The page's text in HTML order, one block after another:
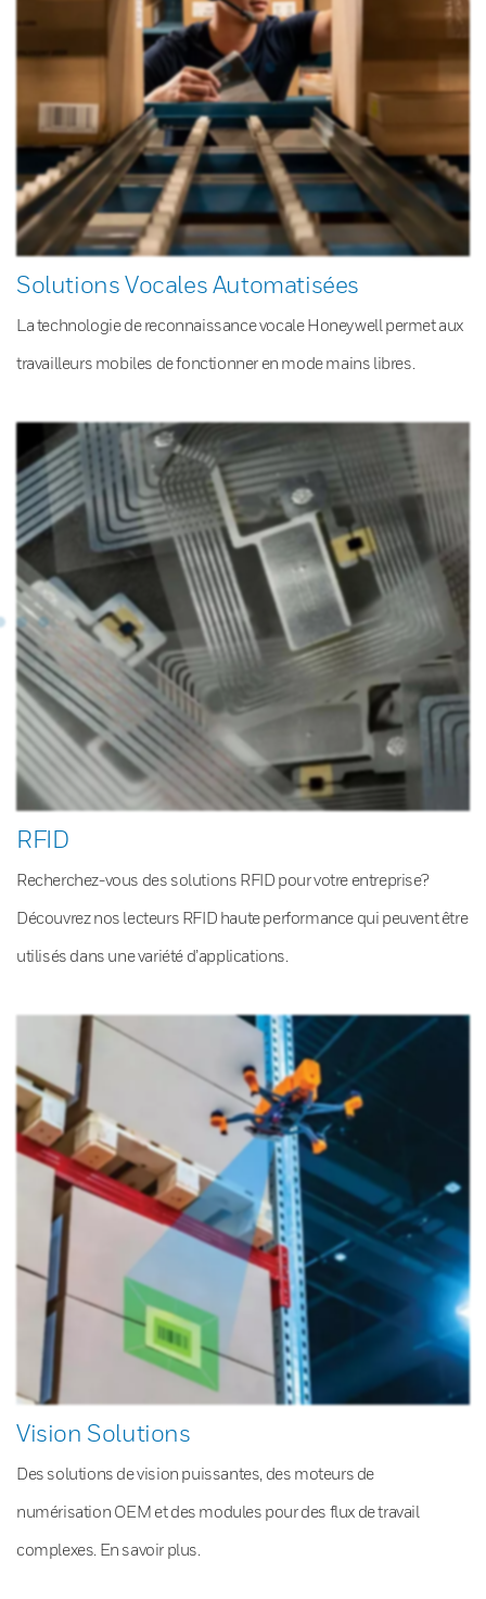
Solutions Vocales Automatisées
La technologie de reconnaissance vocale Honeywell permet aux
travailleurs mobiles de fonctionner en mode mains libres.
RFID
Recherchez-vous des solutions RFID pour votre entreprise?
Découvrez nos lecteurs RFID haute performance qui peuvent être
utilisés dans une variété d’applications.
Vision Solutions
Des solutions de vision puissantes, des moteurs de
numérisation OEM et des modules pour des flux de travail
complexes. En savoir plus.